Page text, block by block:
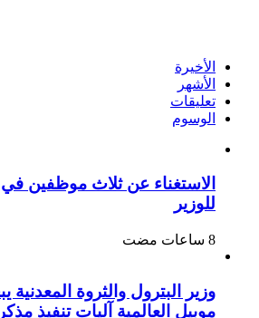
الأخيرة
الأشهر
تعليقات
الوسوم
الاستغناء عن ثلاث موظفين
للوزير
وزير البترول والثروة
موبيل العالمية آليات تنفيذ